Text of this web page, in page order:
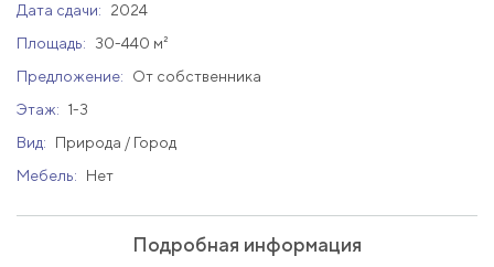
Дата сдачи:
2024
Площадь:
30-440 м²
Предложение:
От собственника
Этаж: 1-3
Вид:
Природа / Город
Мебель:
Нет
Подробная информация